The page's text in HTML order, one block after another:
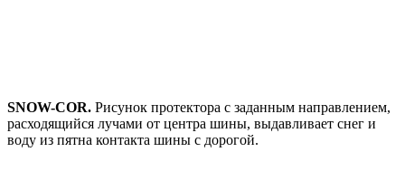
SNOW-COR. Рисунок протектора с заданным направлением,
расходящийся лучами от центра шины, выдавливает снег и
воду из пятна контакта шины с дорогой.